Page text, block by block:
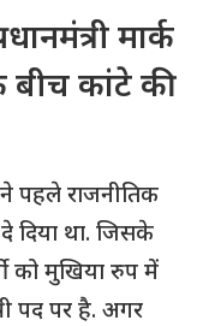
मार्क
बीच कांटे की
पहले राजनीतिक
था. जिसके
को मुखिया रुप में
पद पर है. अगर